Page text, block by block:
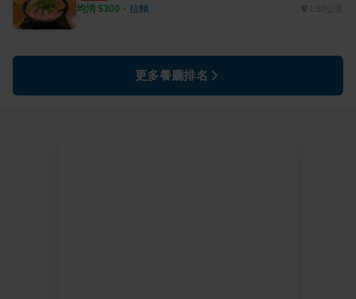
均消 $300 ・ 拉麵 1.88公里
更多餐廳排名